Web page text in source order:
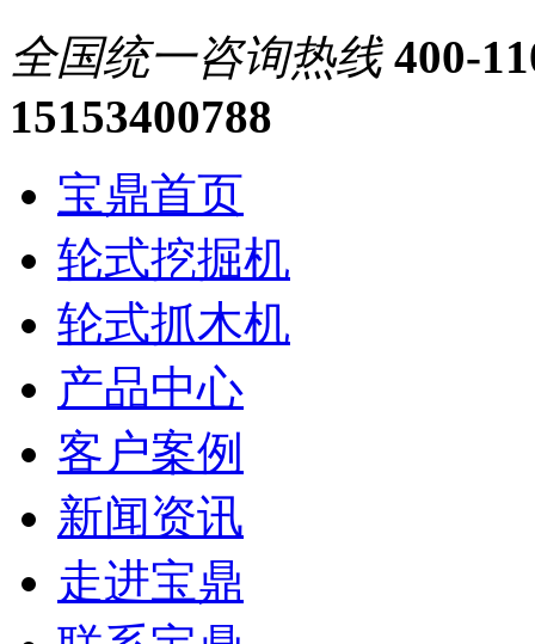
全国统一咨询热线 400-
15153400788
宝鼎首页
轮式挖掘机
轮式抓木机
产品中心
客户案例
新闻资讯
走进宝鼎